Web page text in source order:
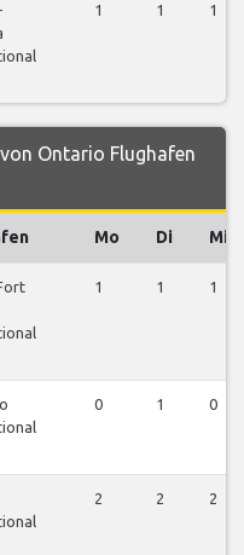
1 1 1
Ontario Flughafen
Mo Di Mi
1 1 1
0 1 0
2 2 2